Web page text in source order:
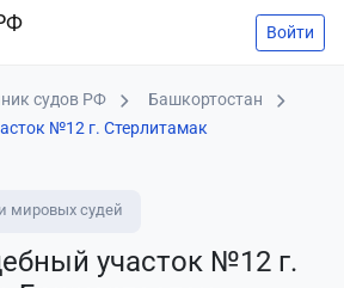
Войти
судов РФ
Башкортостан
№12 г. Стерлитамак
мировых судей
участок №12 г.